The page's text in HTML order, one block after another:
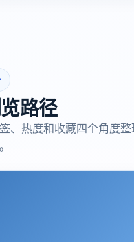
路径
、热度和收藏四个角度